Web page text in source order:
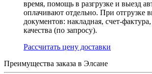
время, помощь в разгрузке и выезд
оплачивают отдельно. При отгрузке
документов: накладная, счет-
качества (по запросу).
Раcсчитать цену доставки
Преимущества заказа в Элсане